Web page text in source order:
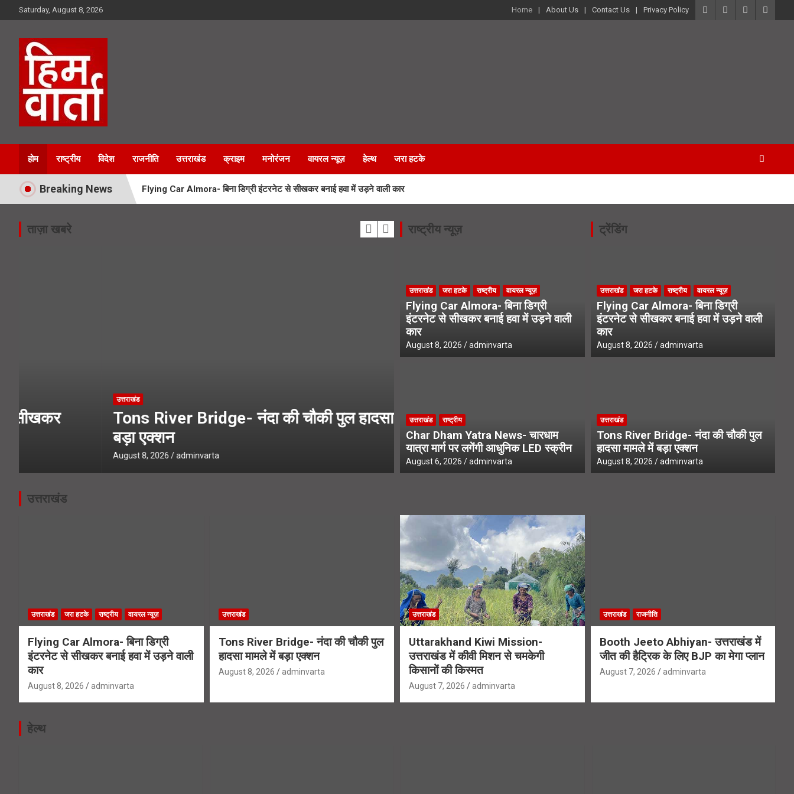
to
Saturday, August 8, 2026 Home About Us Contact Us Privacy Policy
Him Varta
होम राष्ट्रीय विदेश राजनीति उत्तराखंड क्राइम मनोरंजन वायरल न्यूज़ हेल्थ जरा हटके
Breaking News Flying Car Almora- बिना डिग्री इंटरनेट से सीखकर बनाई हवा में उड़ने वाली कार
UPNL Employees News- 22 हजार उपनल कर्मचारियों के भविष्य पर हाईकोर्ट में सुनवाई
ताज़ा खबरे
Tons River Bridge- नंदा की चौकी पुल हादसा मामले में
adminvarta
Uttarakhand Kiwi Mission- उत्तराखंड में कीवी मिशन
से चमकेगी किसानों की किस्मत
August 7, 2026 adminvarta
राष्ट्रीय न्यूज़
उत्तराखंड जरा हटके राष्ट्रीय वायरल न्यूज़
Flying Car Almora- बिना डिग्री
इंटरनेट से सीखकर बनाई हवा में उड़ने वाली
कार
August 8, 2026 adminvarta
उत्तराखंड राष्ट्रीय
Char Dham Yatra News- चारधाम
यात्रा मार्ग पर लगेंगी आधुनिक LED स्क्रीन
August 6, 2026 adminvarta
ट्रेंडिंग
उत्तराखंड जरा हटके राष्ट्रीय वायरल न्यूज़
Flying Car Almora- बिना डिग्री
इंटरनेट से सीखकर बनाई हवा में उड़ने वाली
कार
August 8, 2026 adminvarta
उत्तराखंड
Tons River Bridge- नंदा की चौकी पुल
हादसा मामले में बड़ा एक्शन
August 8, 2026 adminvarta
उत्तराखंड
उत्तराखंड जरा हटके राष्ट्रीय वायरल न्यूज़
Flying Car Almora- बिना डिग्री
इंटरनेट से सीखकर बनाई हवा में उड़ने वाली
कार
August 8, 2026 adminvarta
उत्तराखंड
Tons River Bridge- नंदा की चौकी पुल
हादसा मामले में बड़ा एक्शन
August 8, 2026 adminvarta
उत्तराखंड
Uttarakhand Kiwi Mission-
उत्तराखंड में कीवी मिशन से चमकेगी
किसानों की किस्मत
August 7, 2026 adminvarta
उत्तराखंड राजनीति
Booth Jeeto Abhiyan- उत्तराखंड में
जीत की हैट्रिक के लिए BJP का मेगा प्लान
August 7, 2026 adminvarta
हेल्थ